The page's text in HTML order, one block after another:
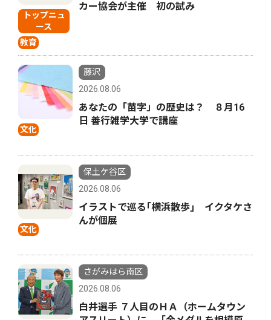
トップニュ
ース
教育
カー協会が主催 初の試み
文化
藤沢
2026.08.06
あなたの「苗字」の歴史は？ ８月16
日 善行雑学大学で講座
文化
保土ケ谷区
2026.08.06
イラストで巡る｢横浜散歩｣ イクタケさ
んが個展
さがみはら南区
2026.08.06
白井選手 ７人目のＨＡ（ホームタウン